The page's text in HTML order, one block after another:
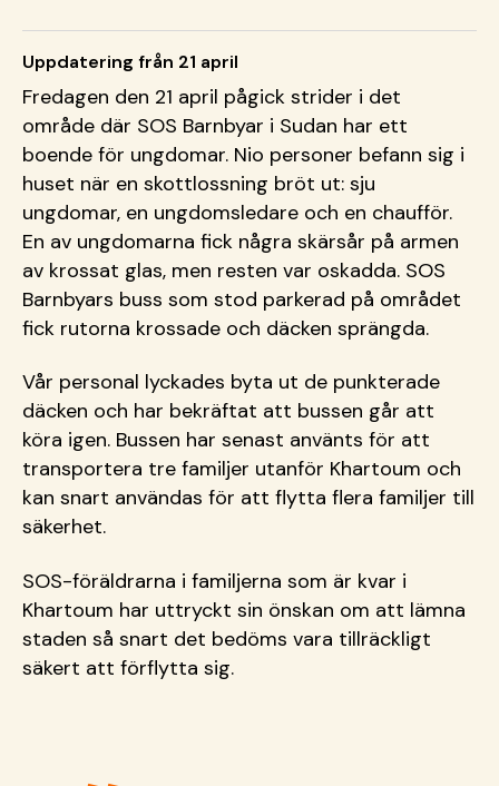
Uppdatering från 21 april
Fredagen den 21 april pågick strider i det
område där SOS Barnbyar i Sudan har ett
boende för ungdomar. Nio personer befann sig i
huset när en skottlossning bröt ut: sju
ungdomar, en ungdomsledare och en chaufför.
En av ungdomarna fick några skärsår på armen
av krossat glas, men resten var oskadda. SOS
Barnbyars buss som stod parkerad på området
fick rutorna krossade och däcken sprängda.
Vår personal lyckades byta ut de punkterade
däcken och har bekräftat att bussen går att
köra igen. Bussen har senast använts för att
transportera tre familjer utanför Khartoum och
kan snart användas för att flytta flera familjer till
säkerhet.
SOS-föräldrarna i familjerna som är kvar i
Khartoum har uttryckt sin önskan om att lämna
staden så snart det bedöms vara tillräckligt
säkert att förflytta sig.